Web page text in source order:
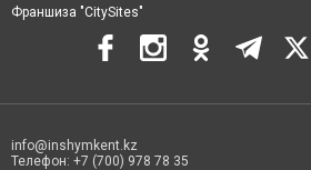
Франшиза "CitySites"
info@inshymkent.kz
Телефон: +7 (700) 978 78 35